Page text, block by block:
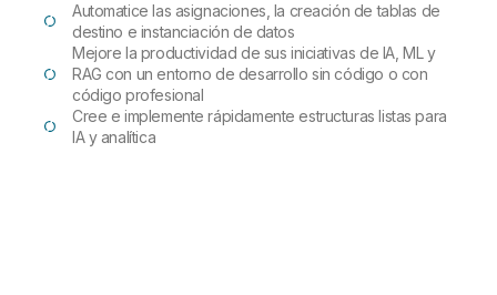
Automatice las asignaciones, la creación de tablas de
destino e instanciación de datos
Mejore la productividad de sus iniciativas de IA, ML y
RAG con un entorno de desarrollo sin código o con
código profesional
Cree e implemente rápidamente estructuras listas para
IA y analítica